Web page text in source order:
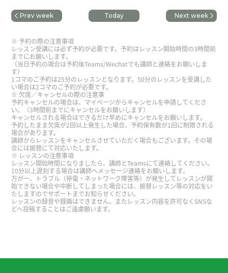
谢谢。下次见吧。 ( 男性 )
周末快乐( 男性 )
正式展示之前有机会练习，听好了 我会享受下周的
展示。。。( 男性 )
谢谢老师，下次见！( 40代 )
谢谢老师，下次见！ ( 40代 )
谢谢您老师！下次见ー！ ( 40代 女性 )
间，我好好儿练习啊( 男性 )
Prev week Today Next week
予約の際の注意事項
レッスン受講には必ず予約が必要です。予約はレッスン開始時間の3時間前
までにお願いします。
（当日予約の場合は予約後Teams/Wechatでも講師と連絡をお願いしま
す）
1コマのご予約は25分のレッスンとなります。50分のレッスンを受講した
い場合は2コマのご予約が必要です。
欠席／キャンセルの際の注意事
予約キャンセルの場合は、マイページからキャンセルを申請してくださ
い。（3時間前までにキャンセルをお願いします）
キャンセルされる場合はできるだけ早めにキャンセルをお願いします。
予約したまま欠席が2回以上発生した場合、予約保有数が1回に制限される
場合があります。
講師からレッスンをキャンセルさせていただく場合もございます。その場
合には振替にて対応いたします。
レッスンの注意事項
レッスン開始時間になりましたら、講師とTeamsにて連絡してください。
10分以上遅刻する場合は講師へメッセージ連絡をお願いします。
万が一、トラブル（停電・ネットワーク障害等）が発生してレッスンが開
始できない場合や中断してしまった場合には、振替レッスン等の対応をい
たしますのでサポートまでお知らせください。
レッスンの録音や録画はできません。またレッスン内容を許可なくSNSな
どへ投稿することはご遠慮願います。